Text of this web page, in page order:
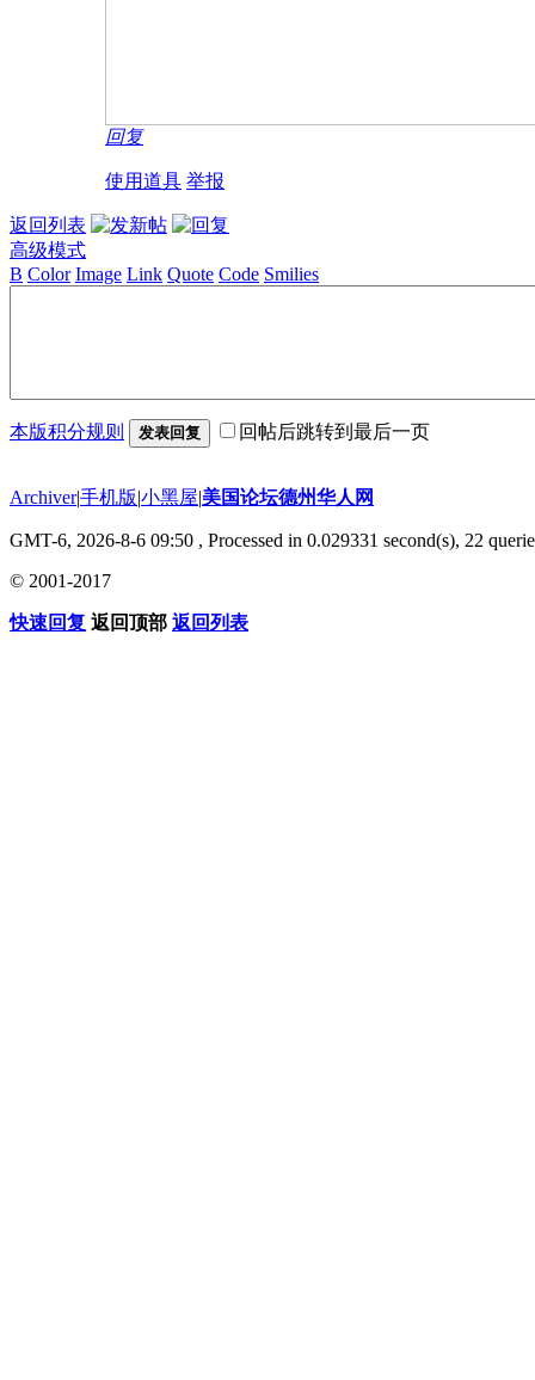
回复
使用道具 举报
返回列表
高级模式
B Color Image Link Quote Code Smilies
本版积分规则 发表回复 回帖后跳转到最后一页
Archiver|手机版|小黑屋|美国论坛德州华人网
GMT-6, 2026-8-6 09:50 , Processed in 0.029331 second(s), 22
© 2001-2017
快速回复 返回顶部 返回列表